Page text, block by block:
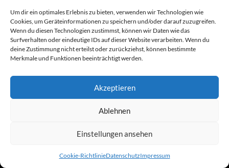
Um dir ein optimales Erlebnis zu bieten, verwenden wir Technologien wie
Cookies, um Geräteinformationen zu speichern und/oder darauf zuzugreifen.
Wenn du diesen Technologien zustimmst, können wir Daten wie das
Surfverhalten oder eindeutige IDs auf dieser Website verarbeiten. Wenn du
deine Zustimmung nicht erteilst oder zurückziehst, können bestimmte
Merkmale und Funktionen beeinträchtigt werden.
Akzeptieren
Ablehnen
Einstellungen ansehen
Cookie-RichtlinieDatenschutzImpressum
können.
Kontakt Impressum
Datenschutz
Powered by Vangerow GmbH
Cookie-Richtlinie (EU)